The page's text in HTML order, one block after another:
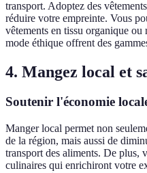
transport. Adoptez des
réduire votre empreinte. Vous
vêtements en tissu organique
mode éthique offrent des
4. Mangez local et
Soutenir l'économie
Manger local permet non
de la région, mais aussi de
transport des aliments. De plus,
culinaires qui enrichiront votre